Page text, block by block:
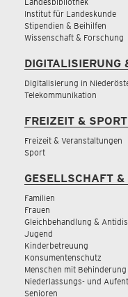
Institut für Landeskunde
Stipendien & Beihilfen
Wissenschaft & Forschung
DIGITALISIERUNG
Digitalisierung in
Telekommunikation
FREIZEIT & SPORT
Freizeit & Veranstaltungen
Sport
GESELLSCHAFT &
Familien
Frauen
Gleichbehandlung &
Jugend
Kinderbetreuung
Konsumentenschutz
Menschen mit Behinderung
Niederlassungs- und
Senioren